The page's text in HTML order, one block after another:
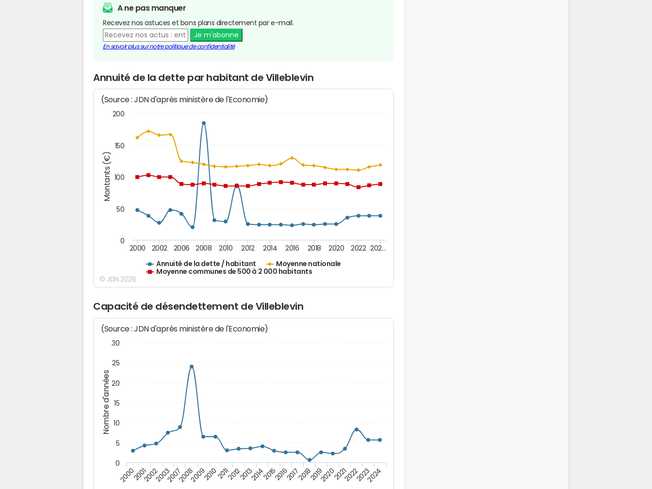
A ne pas manquer
Recevez nos astuces et bons plans directement par e-mail.
Je m'abonne
En savoir plus sur notre politique de confidentialité
Annuité de la dette par habitant de Villeblevin
Montants (€)
(Source : JDN d'après ministère de l'Economie)
Annuité de la dette / habitant
Moyenne nationale
Moyenne communes de 500 à 2 000 habitants
2000 2002 2006 2008 2010 2012 2014 2016 2018 2020 2022 202…
0
50
100
150
200
© JDN 2026
Capacité de désendettement de Villeblevin
Nombre d'années
(Source : JDN d'après ministère de l'Economie)
2000200120022003200720082009201020112012201320142015201620172018201920202021202220232024
0
5
10
15
20
25
30